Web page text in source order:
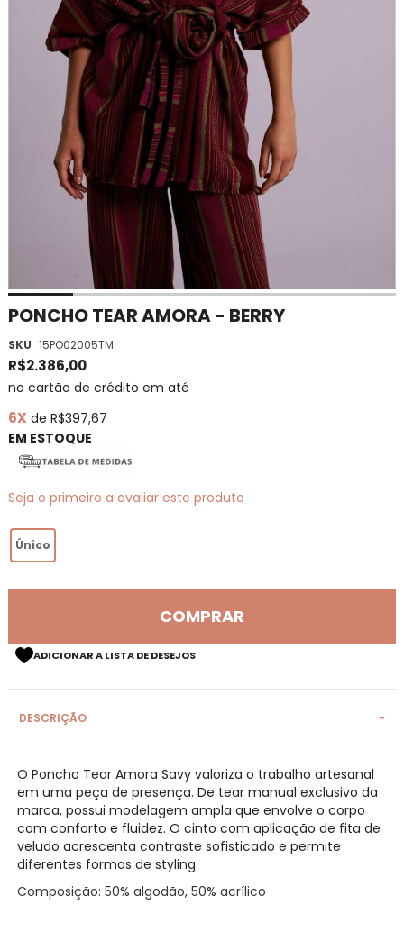
PONCHO TEAR AMORA - BERRY
SKU 15PO02005TM
R$2.386,00
no cartão de crédito em até
6X de R$397,67
EM ESTOQUE
Seja o primeiro a avaliar este produto
Único
COMPRAR
ADICIONAR A LISTA DE DESEJOS
DESCRIÇÃO
O Poncho Tear Amora Savy valoriza o trabalho artesanal
em uma peça de presença. De tear manual exclusivo da
marca, possui modelagem ampla que envolve o corpo
com conforto e fluidez. O cinto com aplicação de fita de
veludo acrescenta contraste sofisticado e permite
diferentes formas de styling.
Composição: 50% algodão, 50% acrílico
Saltar
o
início
da
de
imagens